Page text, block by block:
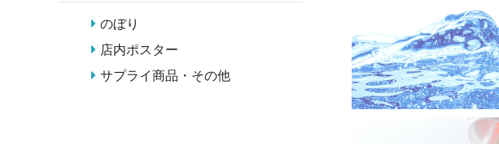
のぼり
店内ポスター
サプライ商品・その他